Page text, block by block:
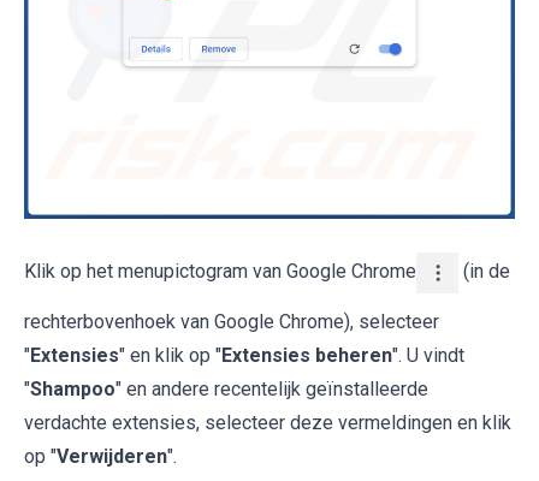
Klik op het menupictogram van Google Chrome (in de
rechterbovenhoek van Google Chrome), selecteer
"Extensies" en klik op "Extensies beheren". U vindt
"Shampoo" en andere recentelijk geïnstalleerde
verdachte extensies, selecteer deze vermeldingen en klik
op "Verwijderen".